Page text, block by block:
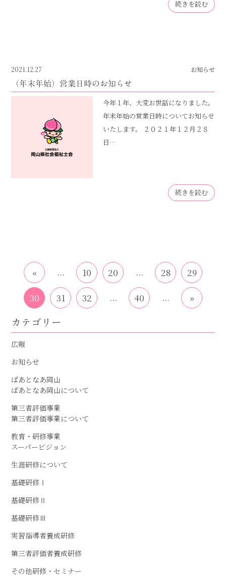
続きを読む
2021.12.27 お知らせ
（年末年始）営業日時のお知らせ
今年１年、大変お世話になりました。
年末年始の営業日時についてお知らせ
いたします。 ２０２１年１２月２８
日…
続きを読む
« ... 10 20 ... 28 29
30 31 32 ... 40 ... »
カテゴリー
広報
お知らせ
ぱあとなあ岡山
ぱあとなあ岡山について
第三者評価事業
第三者評価事業について
教育・研修事業
スーパービジョン
生涯研修について
基礎研修Ⅰ
基礎研修Ⅱ
基礎研修Ⅲ
実習指導者養成研修
第三者評価者養成研修
その他研修・セミナー